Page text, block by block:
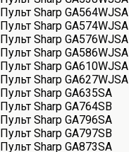
Пульт Sharp GA564WJSA
Пульт Sharp GA574WJSA
Пульт Sharp GA576WJSA
Пульт Sharp GA586WJSA
Пульт Sharp GA610WJSA
Пульт Sharp GA627WJSA
Пульт Sharp GA635SA
Пульт Sharp GA764SB
Пульт Sharp GA796SA
Пульт Sharp GA797SB
Пульт Sharp GA873SA